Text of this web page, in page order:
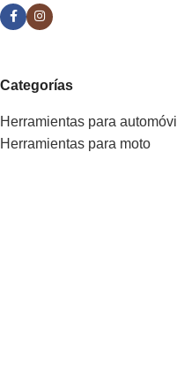
Categorías
Herramientas para automóvil
Herramientas para moto